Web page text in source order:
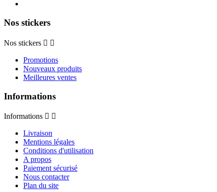
Nos stickers
Nos stickers  
Promotions
Nouveaux produits
Meilleures ventes
Informations
Informations  
Livraison
Mentions légales
Conditions d'utilisation
A propos
Paiement sécurisé
Nous contacter
Plan du site